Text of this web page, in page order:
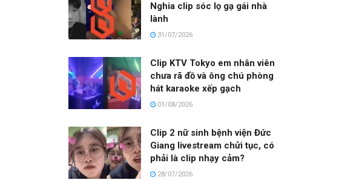
Nghia clip sóc lọ gạ gái nhà
lành
31/07/2026
Clip KTV Tokyo em nhân viên
chưa rã đồ và ông chú phòng
hát karaoke xếp gạch
01/08/2026
Clip 2 nữ sinh bệnh viện Đức
Giang livestream chửi tục, có
phải là clip nhạy cảm?
28/07/2026